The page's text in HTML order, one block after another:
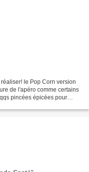
le Pop Corn version
de l'apéro comme certains
pincées épicées pour